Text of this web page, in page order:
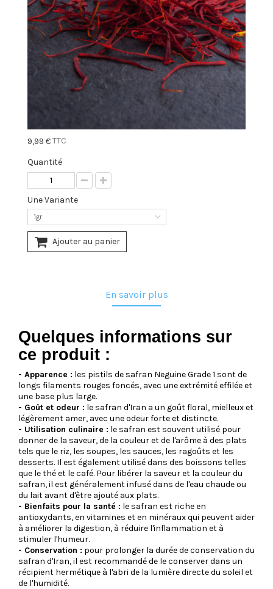
9,99 €TTC
Quantité
Une Variante
1gr
Ajouter au panier
En savoir plus
Quelques informations sur
ce produit :
- Apparence : les pistils de safran Neguine Grade 1 sont de
longs filaments rouges foncés, avec une extrémité effilée et
une base plus large.
- Goût et odeur : le safran d'Iran a un goût floral, mielleux et
légèrement amer, avec une odeur forte et distincte.
- Utilisation culinaire : le safran est souvent utilisé pour
donner de la saveur, de la couleur et de l'arôme à des plats
tels que le riz, les soupes, les sauces, les ragoûts et les
desserts. Il est également utilisé dans des boissons telles
que le thé et le café. Pour libérer la saveur et la couleur du
safran, il est généralement infusé dans de l'eau chaude ou
du lait avant d'être ajouté aux plats.
- Bienfaits pour la santé : le safran est riche en
antioxydants, en vitamines et en minéraux qui peuvent aider
à améliorer la digestion, à réduire l'inflammation et à
stimuler l'humeur.
- Conservation : pour prolonger la durée de conservation du
safran d'Iran, il est recommandé de le conserver dans un
récipient hermétique à l'abri de la lumière directe du soleil et
de l'humidité.